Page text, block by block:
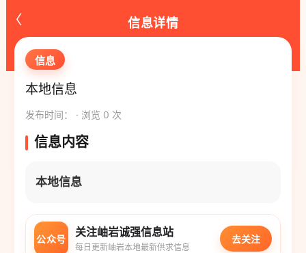
‹ 信息详情
信息
本地信息
发布时间： · 浏览 0 次
信息内容
本地信息
公众号
关注岫岩诚强信息站
每日更新岫岩本地最新供求信息
去关注